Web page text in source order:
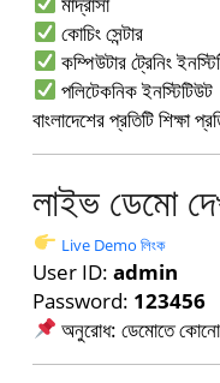
কোচিং সেন্টার
কম্পিউটার ট্রেনিং
পলিটেকনিক ইনস্টিটিউট
বাংলাদেশের প্রতিটি শিক্ষা
লাইভ ডেমো
Live Demo লিংক
User ID:admin
Password: 123456
অনুরোধ: ডেমোতে